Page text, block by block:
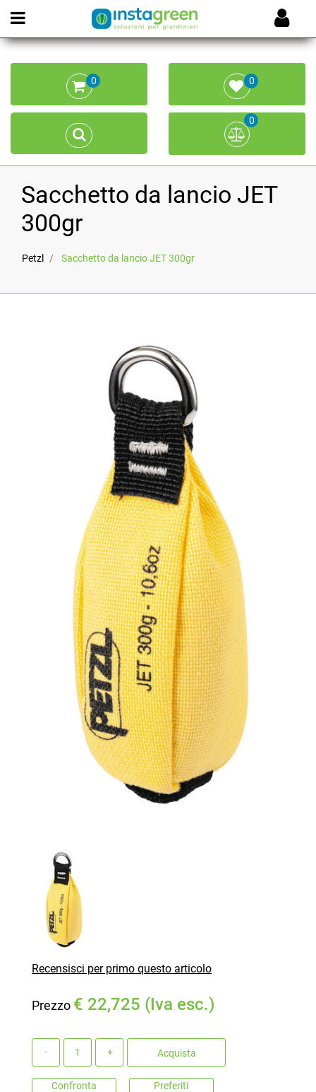
Open menu
0 0
0
Sacchetto da lancio JET
300gr
Petzl Sacchetto da lancio JET 300gr
Recensisci per primo questo articolo
Prezzo € 22,725 (Iva esc.)
Acquista
Confronta Preferiti